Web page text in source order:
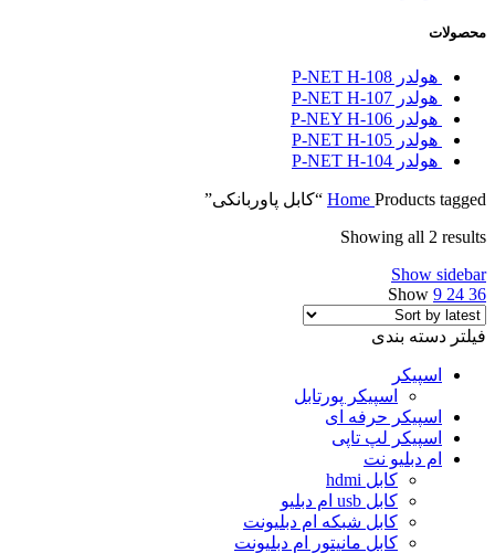
محصولات
هولدر P-NET H-108
هولدر P-NET H-107
هولدر P-NEY H-106
هولدر P-NET H-105
هولدر P-NET H-104
Home Products tagged “کابل پاوربانکی”
Showing all 2 results
Show sidebar
Show 9 24 36
فیلتر دسته بندی
اسپیکر
اسپیکر پورتابل
اسپیکر حرفه ای
اسپیکر لپ تاپی
ام دبلیو نت
کابل hdmi
کابل usb ام دبلیو
کابل شبکه ام دبلیونت
کابل مانیتور ام دبلیونت